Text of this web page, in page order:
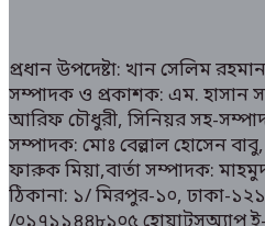
প্রধান উপদেষ্টা: খান সেলিম
সম্পাদক ও প্রকাশক: এম. হাসান
আরিফ চৌধুরী, সিনিয়র সহ-
সম্পাদক: মোঃ বেল্লাল হোসেন বাবু,
ফারুক মিয়া,বার্তা সম্পাদক:
ঠিকানা: ১/ মিরপুর-১০, ঢাকা-